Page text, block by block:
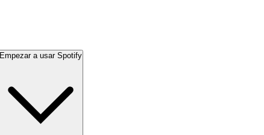
Empezar a usar Spotify